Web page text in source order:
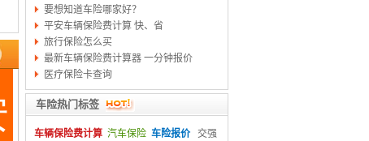
要想知道车险哪家好？
平安车辆保险费计算 快、省
旅行保险怎么买
最新车辆保险费计算器 一分钟报价
医疗保险卡查询
车险热门标签
车辆保险费计算 汽车保险 车险报价
交强